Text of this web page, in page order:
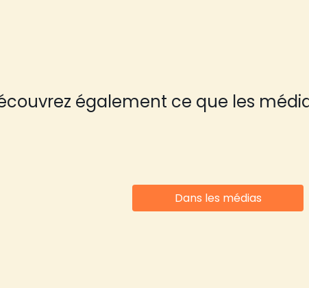
également ce que les
Dans les médias